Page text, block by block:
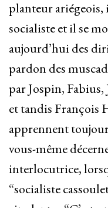
planteur ariégeois,
socialiste et il se
aujourd’hui des
pardon des
par Jospin, Fabius,
et tandis François
apprennent
vous-même
interlocutrice,
“socialiste